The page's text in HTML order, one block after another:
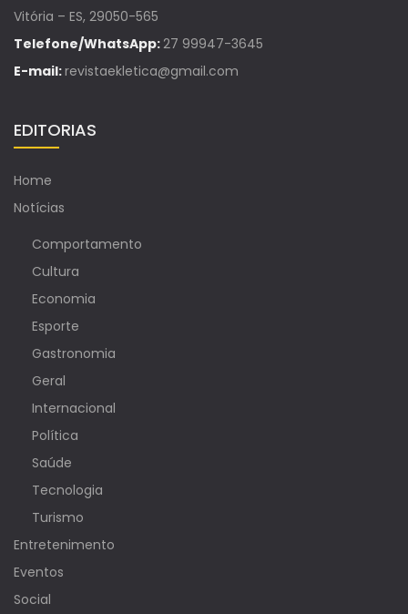
Vitória – ES, 29050-565
Telefone/WhatsApp:27 99947-3645
E-mail:revistaekletica@gmail.com
EDITORIAS
Home
Notícias
Comportamento
Cultura
Economia
Esporte
Gastronomia
Geral
Internacional
Política
Saúde
Tecnologia
Turismo
Entretenimento
Eventos
Social